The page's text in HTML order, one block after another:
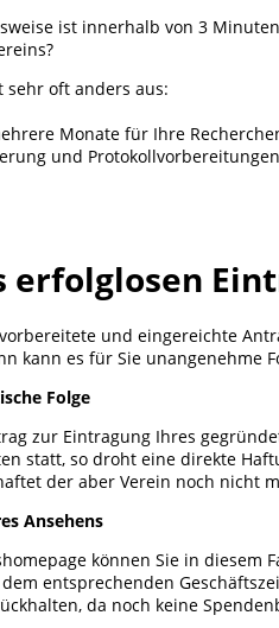
ist innerhalb von 3
sehr oft anders aus:
Monate für Ihre
und
erfolglosen
und eingereichte
kann es für Sie unangenehme
Folge
zur Eintragung Ihres
statt, so droht eine direkte
der aber Verein noch nicht
Ansehens
können Sie in diesem
entsprechenden
da noch keine